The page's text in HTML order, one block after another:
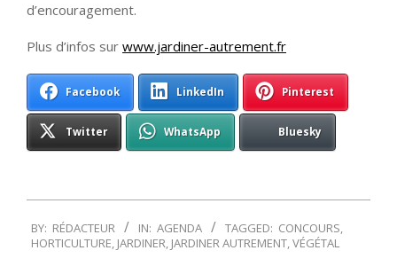
d’encouragement.
Plus d’infos sur www.jardiner-autrement.fr
Facebook LinkedIn Pinterest
Twitter WhatsApp Bluesky
03-
BY: RÉDACTEUR IN: AGENDA TAGGED: CONCOURS,
HORTICULTURE, JARDINER, JARDINER AUTREMENT,VÉGÉTAL